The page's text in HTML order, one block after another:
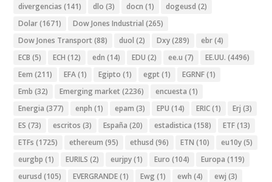
divergencias (141) dlo (3) docn (1) dogeusd (2)
Dolar(1671) Dow Jones Industrial (265)
Dow Jones Transport (88) duol (2) Dxy(289) ebr(4)
ECB (5) ECH (12) edn (14) EDU (2) ee.u (7) EE.UU. (4496)
Eem (211) EFA(1) Egipto (1) egpt (1) EGRNF(1)
Emb (32) Emerging market (2236) encuesta (1)
Energia (377) enph (1) epam (3) EPU (14) ERIC(1) Erj (3)
ES (73) escritos (3) España (20) estadistica (158) ETF(13)
ETFs (1725) ethereum (95) ethusd (96) ETN (10) eu10y(5)
eurgbp (1) EURILS (2) eurjpy(1) Euro (104) Europa (119)
eurusd (105) EVERGRANDE(1) Ewg (1) ewh (4) ewj (3)